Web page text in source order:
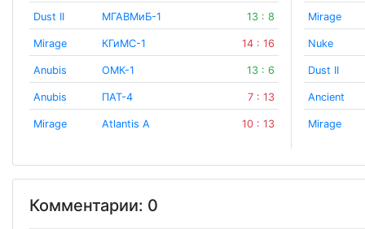
Dust II МГАВМиБ-1 13 : 8
Mirage КГиМС-1 14 : 16
Anubis ОМК-1 13 : 6
Anubis ПАТ-4 7 : 13
Mirage Atlantis A 10 : 13
Mirage
Nuke
Dust II
Ancient
Mirage
Комментарии: 0